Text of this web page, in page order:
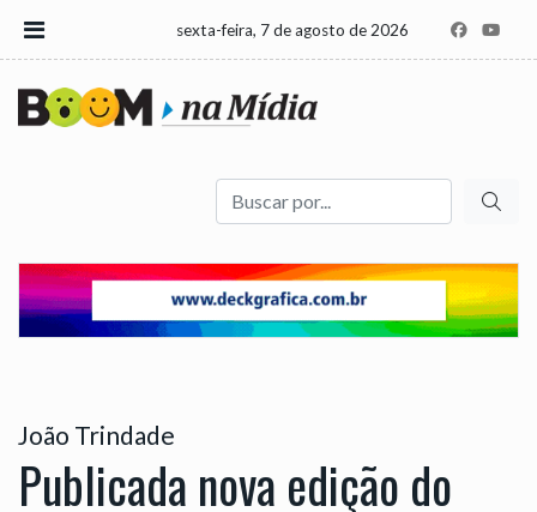
sexta-feira, 7 de agosto de 2026
Buscar
João Trindade
Publicada nova edição do